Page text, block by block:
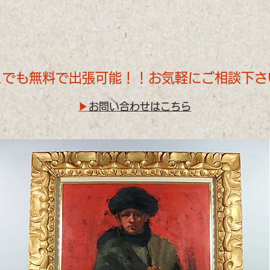
も無料で出張可能！！お気軽にご相談下
▶ お問い合わせはこちら